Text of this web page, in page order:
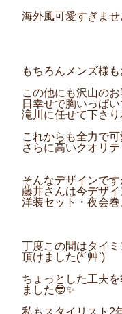
海外風可愛すぎませ
もちろんメンズ様も
この他にも沢山の
日幸せで胸いっぱ
滝川に任せて下さ
これからも全力で
さらに高いクオリ
そんなデザインです
藤井さんは今デザイ
洋装セット・夜会
丁度この間はタイ
頂けました(*´艸`)
ちょっとした工夫
ました😎✨
私もスタイリスト2